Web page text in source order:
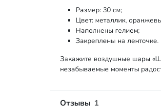
Размер: 30 см;
Цвет: металлик,
Наполнены гелием;
Закреплены на ленточке.
Закажите воздушные шары
незабываемые моменты
Отзывы 1